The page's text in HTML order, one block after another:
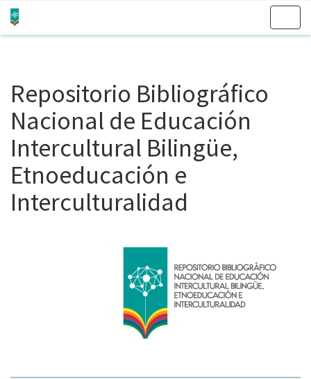
Repositorio Bibliográfico
Nacional de Educación
Intercultural Bilingüe,
Etnoeducación e
Interculturalidad